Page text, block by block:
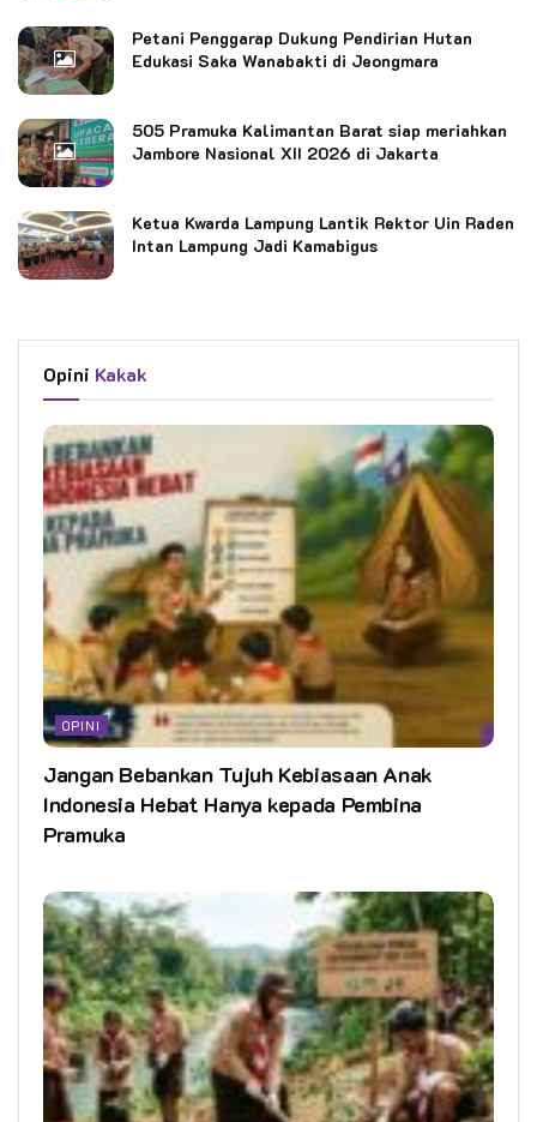
Petani Penggarap Dukung Pendirian Hutan
Edukasi Saka Wanabakti di Jeongmara
505 Pramuka Kalimantan Barat siap meriahkan
Jambore Nasional XII 2026 di Jakarta
Ketua Kwarda Lampung Lantik Rektor Uin Raden
Intan Lampung Jadi Kamabigus
Opini Kakak
OPINI
Jangan Bebankan Tujuh Kebiasaan Anak
Indonesia Hebat Hanya kepada Pembina
Pramuka